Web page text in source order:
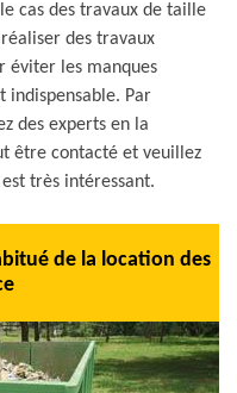
cas des travaux de taille
des travaux
éviter les manques
indispensable. Par
des experts en la
être contacté et veuillez
très intéressant.
de la location des